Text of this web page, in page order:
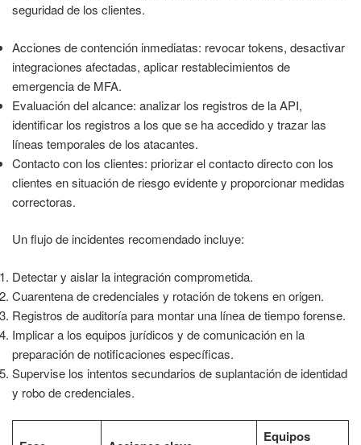
seguridad de los clientes.
Acciones de contención inmediatas: revocar tokens, desactivar
integraciones afectadas, aplicar restablecimientos de
emergencia de MFA.
Evaluación del alcance: analizar los registros de la API,
identificar los registros a los que se ha accedido y trazar las
líneas temporales de los atacantes.
Contacto con los clientes: priorizar el contacto directo con los
clientes en situación de riesgo evidente y proporcionar medidas
correctoras.
Un flujo de incidentes recomendado incluye:
Detectar y aislar la integración comprometida.
Cuarentena de credenciales y rotación de tokens en origen.
Registros de auditoría para montar una línea de tiempo forense.
Implicar a los equipos jurídicos y de comunicación en la
preparación de notificaciones específicas.
Supervise los intentos secundarios de suplantación de identidad
y robo de credenciales.
Equipos